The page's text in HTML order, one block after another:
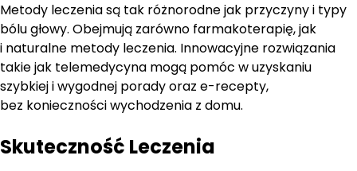
Metody leczenia są tak różnorodne jak przyczyny i typy
bólu głowy. Obejmują zarówno farmakoterapię, jak
i naturalne metody leczenia. Innowacyjne rozwiązania
takie jak telemedycyna mogą pomóc w uzyskaniu
szybkiej i wygodnej porady oraz e-recepty,
bez konieczności wychodzenia z domu.
Skuteczność Leczenia